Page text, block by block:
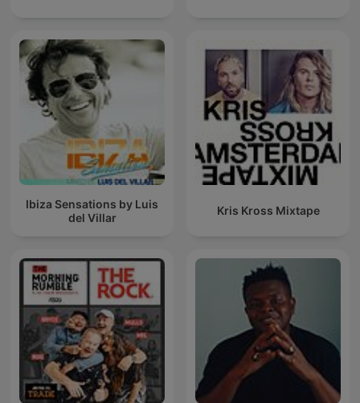
Ibiza Sensations by Luis
del Villar
Kris Kross Mixtape